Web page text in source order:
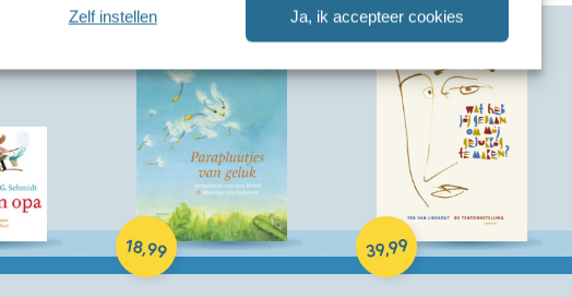
Ja, ik accepteer cookies
Zelf instellen
18,99
Hardcover
39,99
Hardcover